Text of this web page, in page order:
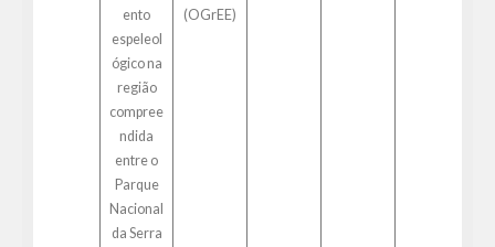
ento
espeleol
ógico na
região
compree
ndida
entre o
Parque
Nacional
da Serra
(OGrEE)